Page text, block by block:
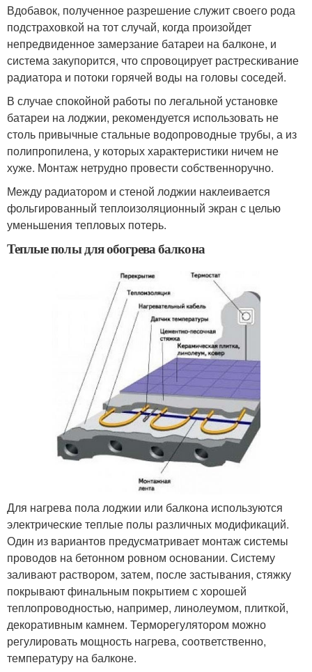
Вдобавок, полученное разрешение служит своего рода
подстраховкой на тот случай, когда произойдет
непредвиденное замерзание батареи на балконе, и
система закупорится, что спровоцирует растрескивание
радиатора и потоки горячей воды на головы соседей.
В случае спокойной работы по легальной установке
батареи на лоджии, рекомендуется использовать не
столь привычные стальные водопроводные трубы, а из
полипропилена, у которых характеристики ничем не
хуже. Монтаж нетрудно провести собственноручно.
Между радиатором и стеной лоджии наклеивается
фольгированный теплоизоляционный экран с целью
уменьшения тепловых потерь.
Теплые полы для обогрева балкона
Для нагрева пола лоджии или балкона используются
электрические теплые полы различных модификаций.
Один из вариантов предусматривает монтаж системы
проводов на бетонном ровном основании. Систему
заливают раствором, затем, после застывания, стяжку
покрывают финальным покрытием с хорошей
теплопроводностью, например, линолеумом, плиткой,
декоративным камнем. Терморегулятором можно
регулировать мощность нагрева, соответственно,
температуру на балконе.